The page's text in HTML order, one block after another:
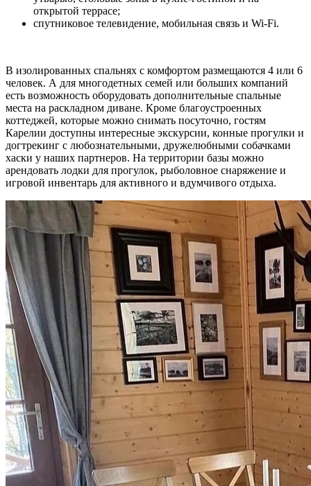
открытой террасе;
спутниковое телевидение, мобильная связь и Wi-Fi.
В изолированных спальнях с комфортом размещаются 4 или 6
человек. А для многодетных семей или больших компаний
есть возможность оборудовать дополнительные спальные
места на раскладном диване. Кроме благоустроенных
коттеджей, которые можно снимать посуточно, гостям
Карелии доступны интересные экскурсии, конные прогулки и
догтрекинг с любознательными, дружелюбными собачками
хаски у наших партнеров. На территории базы можно
арендовать лодки для прогулок, рыболовное снаряжение и
игровой инвентарь для активного и вдумчивого отдыха.